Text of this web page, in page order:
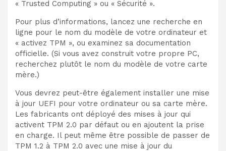
« Trusted Computing » ou « Sécurité ».
Pour plus d’informations, lancez une recherche en
ligne pour le nom du modèle de votre ordinateur et
« activez TPM », ou examinez sa documentation
officielle. (Si vous avez construit votre propre PC,
recherchez plutôt le nom du modèle de votre carte
mère.)
Vous devrez peut-être également installer une mise
à jour UEFI pour votre ordinateur ou sa carte mère.
Les fabricants ont déployé des mises à jour qui
activent TPM 2.0 par défaut ou en ajoutent la prise
en charge. Il peut même être possible de passer de
TPM 1.2 à TPM 2.0 avec une mise à jour du